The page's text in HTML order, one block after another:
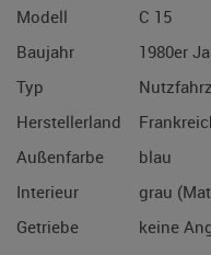
Modell
C 15
Baujahr
1980er
Typ
Herstellerland
Außenfarbe
blau
Interieur
grau
Getriebe
keine